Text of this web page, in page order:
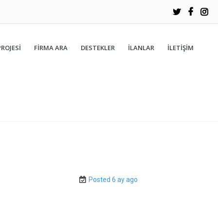
FIRMA ARA DESTEKLER İLANLAR İLETIŞIM
Posted 6 ay ago